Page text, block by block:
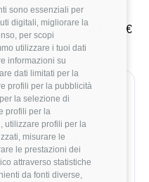
sono essenziali per
digitali, migliorare la
per scopi
utilizzare i tuoi dati
informazioni su
dati limitati per la
profili per la pubblicità
la selezione di
profili per la
utilizzare profili per la
misurare le
le prestazioni dei
attraverso statistiche
da fonti diverse,
43.667 €
Business
aperte o dati